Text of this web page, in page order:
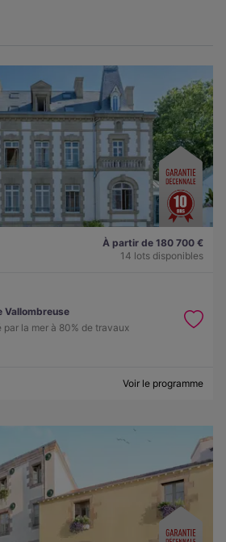
À partir de 180 700 €
14 lots disponibles
Vallombreuse
la mer à 80% de travaux
Voir le programme